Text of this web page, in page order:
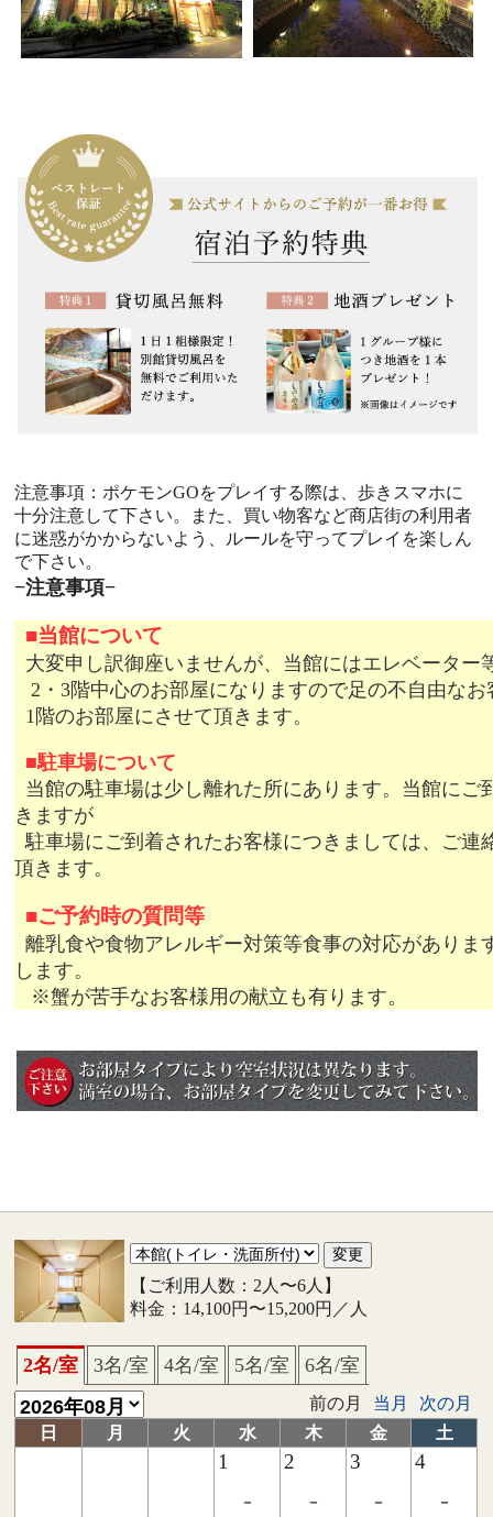
注意事項：ポケモンGOをプレイする際は、歩きスマホに
十分注意して下さい。また、買い物客など商店街の利用者
に迷惑がかからないよう、ルールを守ってプレイを楽しん
で下さい。
−注意事項−
■当館について
大変申し訳御座いませんが、当館にはエレベーター
2・3階中心のお部屋になりますので足の不自由な
1階のお部屋にさせて頂きます。
■駐車場について
当館の駐車場は少し離れた所にあります。当館にご
きますが
駐車場にご到着されたお客様につきましては、ご連
頂きます。
■ご予約時の質問等
離乳食や食物アレルギー対策等食事の対応がありま
します。
※蟹が苦手なお客様用の献立も有ります。
【ご利用人数：2人〜6人】
料金：14,100円〜15,200円／人
2名/室 3名/室 4名/室 5名/室 6名/室
前の月 当月
次の月
日
月 火 水 木 金 土
1
-
2
-
3
-
4
-